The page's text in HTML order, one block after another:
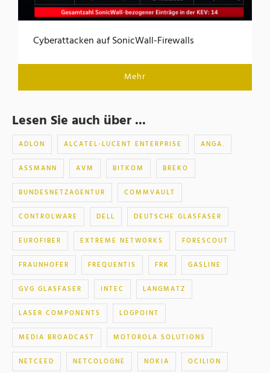
Cyberattacken auf SonicWall-Firewalls
Mehr
Lesen Sie auch über ...
ADLON ALCATEL-LUCENT ENTERPRISE ANGA.
ASSMANN AVM BITKOM BREKO
BUNDESNETZAGENTUR COMMVAULT
CONTROLWARE DELL DEUTSCHE GLASFASER
EUROFIBER EXTREME NETWORKS FORESCOUT
FRAUNHOFER FREQUENTIS FRK GASLINE
GVG GLASFASER INTEC LANGMATZ
LASER COMPONENTS LOGPOINT
MEDIA BROADCAST MOTOROLA SOLUTIONS
NETCEED NETCOLOGNE NOKIA OCILION